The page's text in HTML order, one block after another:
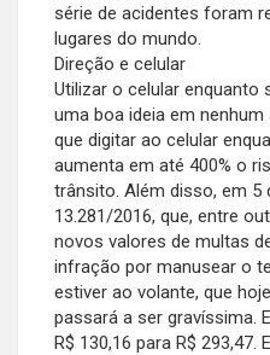
série de acidentes foram
lugares do mundo.
Direção e celular
Utilizar o celular enquanto
uma boa ideia em
que digitar ao celular
aumenta em até 400% o
trânsito. Além disso, em 5
13.281/2016, que, entre
novos valores de multas
infração por manusear o
estiver ao volante, que
passará a ser gravíssima.
R$ 130,16 para R$